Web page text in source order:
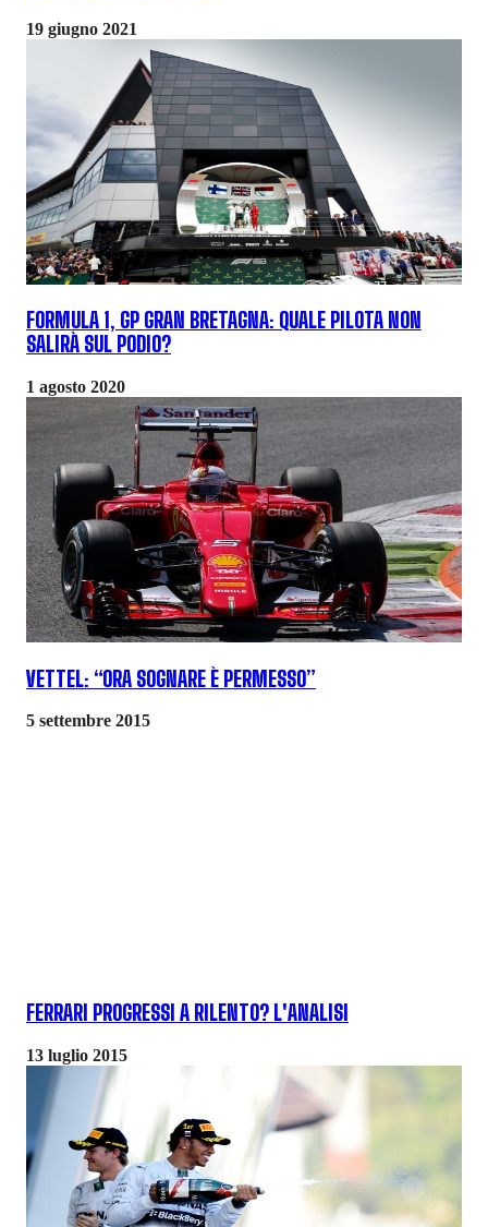
19 giugno 2021
FORMULA 1, GP GRAN BRETAGNA: QUALE PILOTA NON
SALIRÀ SUL PODIO?
1 agosto 2020
VETTEL: “ORA SOGNARE È PERMESSO”
5 settembre 2015
FERRARI PROGRESSI A RILENTO? L'ANALISI
13 luglio 2015